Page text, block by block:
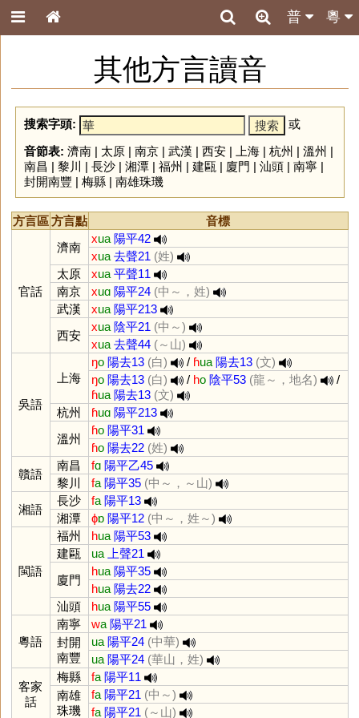
粵
普
其他方言讀音
搜索字頭:
或
音節表: 濟南| 太原| 南京| 武漢 | 西安| 上海| 杭州 | 溫州 |
南昌 | 黎川 | 長沙| 湘潭| 福州 | 建甌 | 廈門 | 汕頭| 南寧|
封開南豐 | 梅縣| 南雄珠璣
方言區方言點 音標
官話
濟南
xua 陽平42
xua 去聲21 (姓)
太原
xua 平聲11
南京
xuɑ 陽平24 (中～，姓)
武漢
xua 陽平213
西安
xua 陰平21 (中～)
xua 去聲44 (～山)
吳語
上海
ŋo 陽去13 (白) / ɦua 陽去13 (文)
ŋo 陽去13 (白) / ho 陰平53 (龍～，地名)
/
ɦua 陽去13 (文)
杭州
ɦuɑ 陽平213
溫州
ɦo 陽平31
ɦo 陽去22 (姓)
贛語
南昌 fɑ 陽平乙45
黎川
fa 陽平35 (中～，～山)
湘語
長沙 fa 陽平13
湘潭
ɸɒ 陽平12 (中～，姓～)
閩語
福州 hua 陽平53
建甌
ua
上聲21
廈門
hua 陽平35
hua 陽去22
汕頭
hua 陽平55
粵語
南寧 wa 陽平21
封開
南豐
ua 陽平24 (中華)
ua 陽平24 (華山，姓)
客家
話
梅縣 fa 陽平11
南雄
珠璣
fa 陽平21 (中～)
fa 陽平21 (～山)